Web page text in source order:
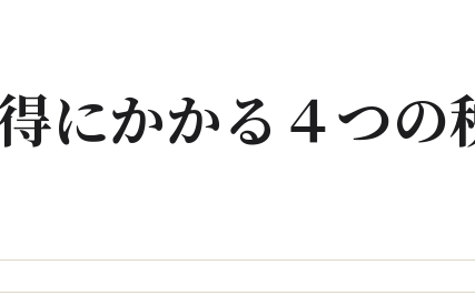
にかかる４つの